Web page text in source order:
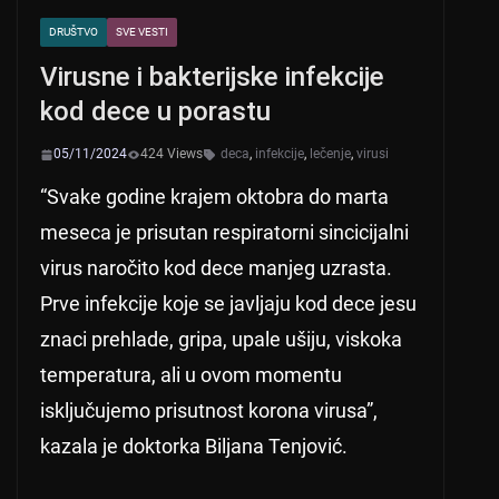
DRUŠTVO SVE VESTI
Virusne i bakterijske infekcije
kod dece u porastu
05/11/2024 424 Views deca, infekcije, lečenje, virusi
“Svake godine krajem oktobra do marta
meseca je prisutan respiratorni sincicijalni
virus naročito kod dece manjeg uzrasta.
Prve infekcije koje se javljaju kod dece jesu
znaci prehlade, gripa, upale ušiju, viskoka
temperatura, ali u ovom momentu
isključujemo prisutnost korona virusa”,
kazala je doktorka Biljana Tenjović.